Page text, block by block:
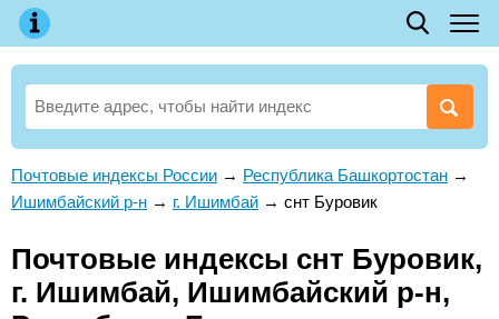
Почтовые индексы России → Республика Башкортостан →
Ишимбайский р-н → г. Ишимбай → снт Буровик
Почтовые индексы снт Буровик,
г. Ишимбай, Ишимбайский р-н,